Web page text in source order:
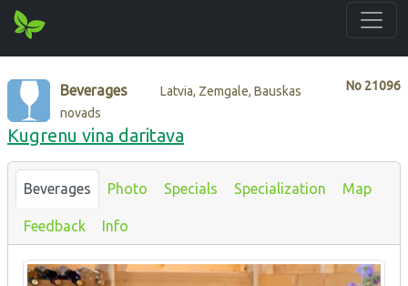
No 21096
Beverages
Latvia, Zemgale, Bauskas
novads
Kugrenu vina daritava
Beverages Photo Specials Specialization Map
Feedback Info